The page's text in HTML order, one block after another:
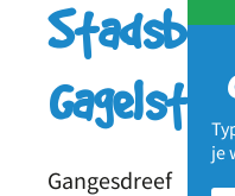
je
Gangesdreef